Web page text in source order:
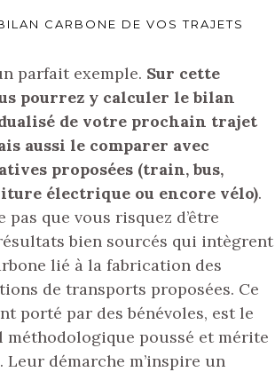
CARBONE DE VOS TRAJETS
parfait exemple. Sur cette
pourrez y calculer le bilan
de votre prochain trajet
aussi le comparer avec
proposées (train, bus,
électrique ou encore vélo).
pas que vous risquez d’être
bien sourcés qui intègrent
lié à la fabrication des
de transports proposées. Ce
porté par des bénévoles, est le
méthodologique poussé et mérite
Leur démarche m’inspire un